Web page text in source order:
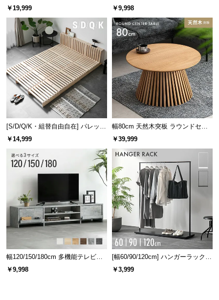
レーム ダイニング 大理石調 4人掛
￥19,999
ズシェルチェア
￥9,998
[S/D/Q/K・組替自由自在] パレット
ベッド 8/12/16枚セット
￥14,999
幅80cm 天然木突板 ラウンドセン
ターテーブル 美しい格子デザイン
￥39,999
幅120/150/180cm 多機能テレビボ
ード 木目/石目調 オープン収納・
￥9,998
[幅60/90/120cm] ハンガーラック
スチール 4段階高さ調節 サイドフ
￥3,999